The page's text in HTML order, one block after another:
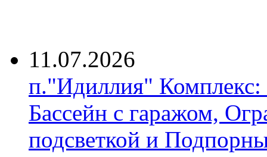
11.07.2026
п."Идиллия"
Бассейн с гаражом,
подсветкой и